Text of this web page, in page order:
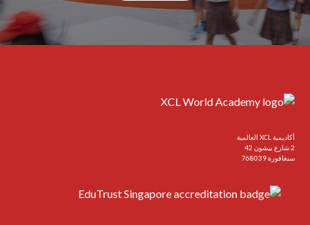
أكاديمية XCL العالمية
2 شارع ييشون 42
سنغافورة 768039